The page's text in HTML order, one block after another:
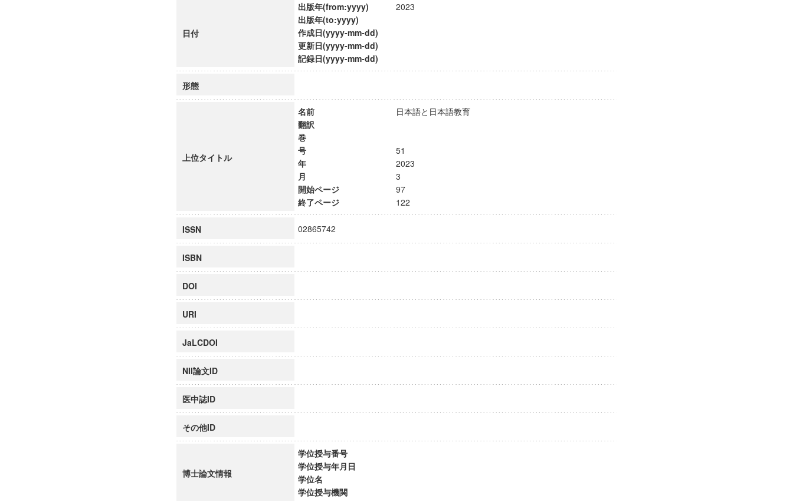
日付
出版年(from:yyyy)
2023
出版年(to:yyyy)
作成日(yyyy-mm-dd)
更新日(yyyy-mm-dd)
記録日(yyyy-mm-dd)
形態
上位タイトル
名前
日本語と日本語教育
翻訳
巻
号
51
年
2023
月
3
開始ページ
97
終了ページ
122
ISSN 02865742
ISBN
DOI
URI
JaLCDOI
NII論文ID
医中誌ID
その他ID
博士論文情報
学位授与番号
学位授与年月日
学位名
学位授与機関